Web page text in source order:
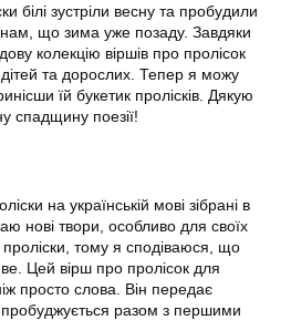
білі зустріли весну та пробудили
нам, що зима уже позаду. Завдяки
колекцію віршів про пролісок
дітей та дорослих. Тепер я можу
їй букетик пролісків. Дякую
спадщину поезії!
на українській мові зібрані в
нові твори, особливо для своїх
тому я сподіваюся, що
Цей вірш про пролісок для
просто слова. Він передає
пробуджується разом з першими